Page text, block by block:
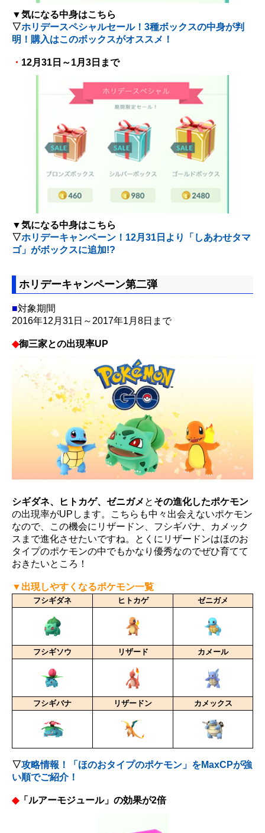
▼気になる中身はこちら
▽ホリデースペシャルセール！3種ボックスの中身が判
明！購入はこのボックスがオススメ！
・ 12月31日～1月3日まで
▼気になる中身はこちら
▽ホリデーキャンペーン！12月31日より「しあわせタマ
ゴ」がボックスに追加!?
ホリデーキャンペーン第二弾
■対象期間
2016年12月31日～2017年1月8日まで
◆御三家との出現率UP
シギダネ、ヒトカゲ、ゼニガメ と その進化したポケモン
の出現率がUPします。こちらも中々出会えないポケモン
なので、この機会にリザードン、フシギバナ、カメック
スまで進化させたいですね。とくにリザードンはほのお
タイプのポケモンの中でもかなり優秀なのでぜひ育てて
おきたいところ！
▼出現しやすくなるポケモン一覧
フシギダネ ヒトカゲ ゼニガメ
フシギソウ リザード カメール
フシギバナ リザードン カメックス
▽攻略情報！「ほのおタイプのポケモン」をMaxCPが強
い順でご紹介！
◆「ルアーモジュール」の効果が2倍